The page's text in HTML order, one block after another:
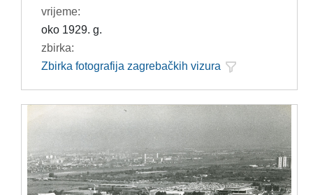
vrijeme:
oko 1929. g.
zbirka:
Zbirka fotografija zagrebačkih vizura